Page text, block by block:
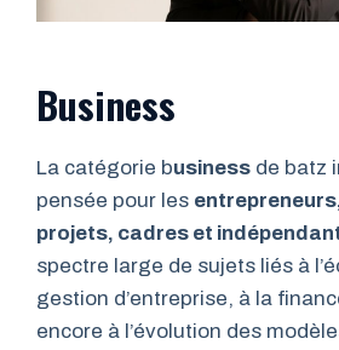
Business
La catégorie business de batz
pensée pour les
projets, cadres et
spectre large de sujets liés à
gestion d’entreprise, à la
encore à l’évolution des